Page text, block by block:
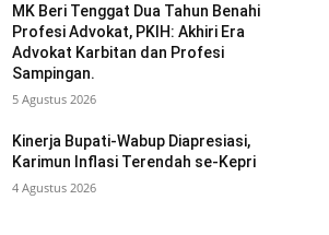
MK Beri Tenggat Dua Tahun Benahi
Profesi Advokat, PKIH: Akhiri Era
Advokat Karbitan dan Profesi
Sampingan.
5 Agustus 2026
Kinerja Bupati-Wabup Diapresiasi,
Karimun Inflasi Terendah se-Kepri
4 Agustus 2026